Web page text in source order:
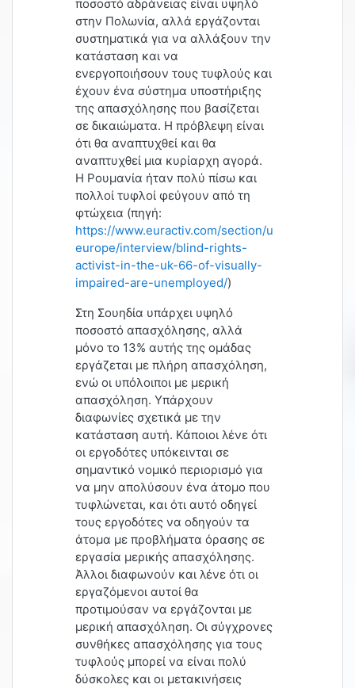
ποσοστό αδράνειας είναι υψηλό
στην Πολωνία, αλλά εργάζονται
συστηματικά για να αλλάξουν την
κατάσταση και να
ενεργοποιήσουν τους τυφλούς και
έχουν ένα σύστημα υποστήριξης
της απασχόλησης που βασίζεται
σε δικαιώματα. Η πρόβλεψη είναι
ότι θα αναπτυχθεί και θα
αναπτυχθεί μια κυρίαρχη αγορά.
Η Ρουμανία ήταν πολύ πίσω και
πολλοί τυφλοί φεύγουν από τη
φτώχεια (πηγή:
https://www.euractiv.com/section/uk-
europe/interview/blind-rights-
activist-in-the-uk-66-of-visually-
impaired-are-unemployed/)
Στη Σουηδία υπάρχει υψηλό
ποσοστό απασχόλησης, αλλά
μόνο το 13% αυτής της ομάδας
εργάζεται με πλήρη απασχόληση,
ενώ οι υπόλοιποι με μερική
απασχόληση. Υπάρχουν
διαφωνίες σχετικά με την
κατάσταση αυτή. Κάποιοι λένε ότι
οι εργοδότες υπόκεινται σε
σημαντικό νομικό περιορισμό για
να μην απολύσουν ένα άτομο που
τυφλώνεται, και ότι αυτό οδηγεί
τους εργοδότες να οδηγούν τα
άτομα με προβλήματα όρασης σε
εργασία μερικής απασχόλησης.
Άλλοι διαφωνούν και λένε ότι οι
εργαζόμενοι αυτοί θα
προτιμούσαν να εργάζονται με
μερική απασχόληση. Οι σύγχρονες
συνθήκες απασχόλησης για τους
τυφλούς μπορεί να είναι πολύ
δύσκολες και οι μετακινήσεις